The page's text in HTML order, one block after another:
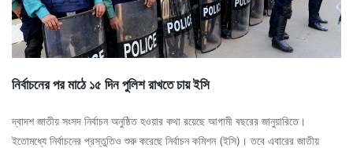
নির্বাচনের পর মাঠে ১৫ দিন পুলিশ রাখতে চায় ইসি
দ্বাদশ জাতীয় সংসদ নির্বাচন অনুষ্ঠিত হওয়ার কথা রয়েছে আগামী বছরের জানুয়ারিতে।
ইতোমধ্যে নির্বাচনের প্রস্তুতিও শুরু করেছে নির্বাচন কমিশন (ইসি)। তবে এবারের জাতীয়